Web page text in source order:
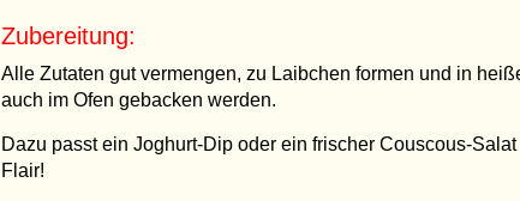
Zubereitung:
Alle Zutaten gut vermengen, zu Laibchen formen und in
auch im Ofen gebacken werden.
Dazu passt ein Joghurt-Dip oder ein frischer Couscous-
Flair!